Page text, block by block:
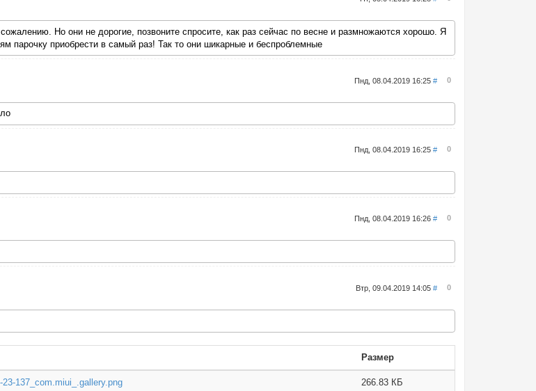
Но они не дорогие, позвоните спросите, как раз сейчас по весне и размножаются хорошо. Я
приобрести в самый раз! Так то они шикарные и беспроблемные
Пнд, 08.04.2019 16:25# 0
Пнд, 08.04.2019 16:25# 0
Пнд, 08.04.2019 16:26# 0
Втр, 09.04.2019 14:05# 0
Размер
137_com.miui_.gallery.png 266.83 КБ